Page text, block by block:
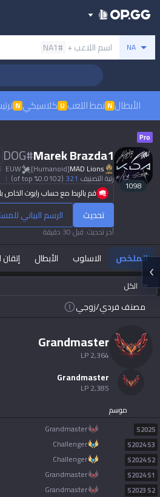
NA بحث عن المستدعي
اسم اللاعب + #NA1
الأبطال N نمط اللعب U كلاسيكي N
Pro
1098
Marek Brazda1
#
DOG
MAD Lions
[Humanoid]
EUW
رتبة التصنيف 321
(0.0102% of top)
قم بالربط مع حساب رايوت
تحديث الرسم البياني
آخر تحديث:قبل 30 دقيقة
الملخص الاسلوب الأبطال
الكل
مصنف فردي/زوجي
grandmaster
2,364
grandmaster
2,385
موسم
S2025
grandmaster
S2024 S3
challenger
S2024 S2
challenger
S2024 S1
grandmaster
S2023 S2
grandmaster
League of Legends
Beta
ROBLOX
Pokémon Pokopia
Beta
Arc Raiders
Beta
Beta
Counter Strike 2
Beta
Beta
Time Takers
Services
New
Gigs
New
Streamer
Overlay
Apps
Sign in
Language
العربية
Dark mode
Back
العربية
English
日本語
język polski
français
Deutsch
español
Nederlands
Norsk
русский язык